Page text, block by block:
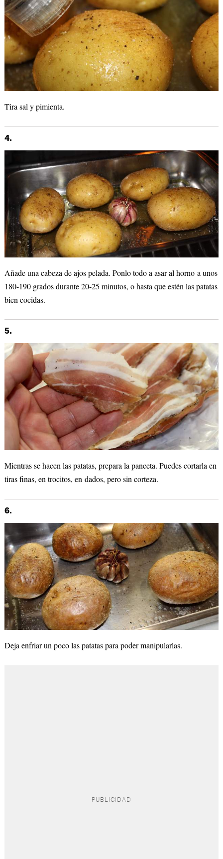
Tira sal y pimienta.
4.
Añade una cabeza de ajos pelada. Ponlo todo a asar al horno a unos
180-190 grados durante 20-25 minutos, o hasta que estén las patatas
bien cocidas.
5.
Mientras se hacen las patatas, prepara la panceta. Puedes cortarla en
tiras finas, en trocitos, en dados, pero sin corteza.
6.
Deja enfriar un poco las patatas para poder manipularlas.